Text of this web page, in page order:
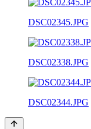
DSC02345.JPG
DSC02338.JPG
DSC02344.JPG